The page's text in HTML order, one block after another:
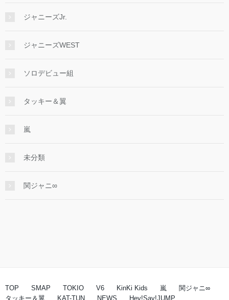
ジャニーズJr.
ジャニーズWEST
ソロデビュー組
タッキー＆翼
嵐
未分類
関ジャニ∞
TOP SMAP TOKIO V6 KinKi Kids 嵐
関ジャニ∞
タッキー＆翼
KAT-TUN NEWS Hey!Say!JUMP